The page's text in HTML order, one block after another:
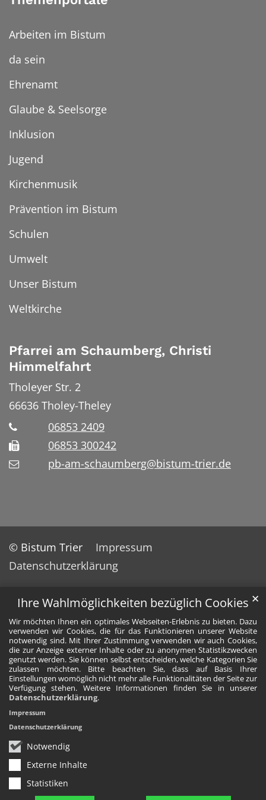
Ihre Wahlmöglichkeiten bezüglich Cookies
Wir möchten Ihnen ein optimales Webseiten-Erlebnis zu bieten. Dazu
verwenden wir Cookies, die für das Funktionieren unserer Website
notwendig sind. Mit Ihrer Zustimmung verwenden wir auch Cookies,
die zur Anzeige externer Inhalte oder zu anonymen Statistikzwecken
genutzt werden. Sie können selbst entscheiden, welche Kategorien Sie
zulassen möchten. Bitte beachten Sie, dass auf Basis Ihrer
Einstellungen womöglich nicht mehr alle Funktionalitäten der Seite zur
Verfügung stehen. Weitere Informationen finden Sie in unserer
Datenschutzerklärung.
Notwendig
Externe Inhalte
Statistiken
✕
Impressum
Datenschutzerklärung
Arbeiten im Bistum
da sein
Ehrenamt
Glaube & Seelsorge
Inklusion
Jugend
Kirchenmusik
Prävention im Bistum
Schulen
Umwelt
Unser Bistum
Weltkirche
Pfarrei am Schaumberg, Christi
Himmelfahrt
Tholeyer Str. 2
66636 Tholey-Theley
06853 2409
06853 300242
pb-am-schaumberg@bistum-trier.de
© Bistum Trier
Impressum
Datenschutzerklärung